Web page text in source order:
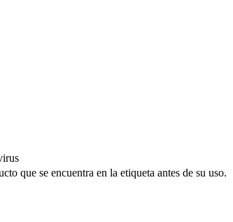
que se encuentra en la etiqueta antes de su uso.